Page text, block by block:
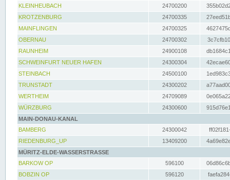
KLEINHEUBACH 24700200
KROTZENBURG
24700335
MAINFLINGEN
24700325
OBERNAU
24700302
RAUNHEIM
24900108
SCHWEINFURT NEUER HAFEN
24300304
STEINBACH
24500100
TRUNSTADT
24300202
WERTHEIM
24709089
WÜRZBURG
24300600
MAIN-DONAU-KANAL
BAMBERG
24300042
RIEDENBURG_UP
13409200
MÜRITZ-ELDE-WASSERSTRASSE
BARKOW OP
596100
BOBZIN OP
596120